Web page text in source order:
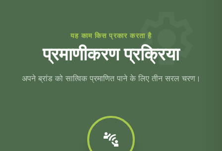
settings
यह काम किस प्रकार करता है
प्रमाणीकरण प्रक्रिया
अपने ब्रांड को सात्विक प्रमाणित पाने के लिए तीन सरल चरण।
connect_without_contact